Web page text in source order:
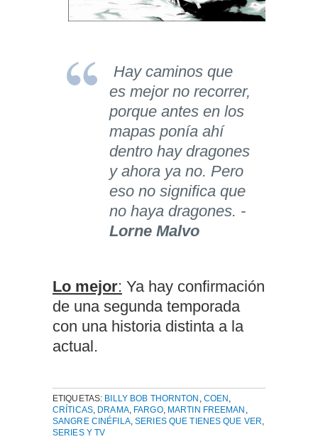
Hay caminos que
es mejor no recorrer,
porque antes en los
mapas ponía ahí
dentro hay dragones
y ahora ya no. Pero
eso no significa que
no haya dragones. -
Lorne Malvo
Lo mejor: Ya hay confirmación
de una segunda temporada
con una historia distinta a la
actual.
ETIQUETAS: BILLY BOB THORNTON , COEN ,
CRÍTICAS, DRAMA, FARGO, MARTIN FREEMAN ,
SANGRE CINÉFILA,SERIES QUE TIENES QUE VER,
SERIES Y TV